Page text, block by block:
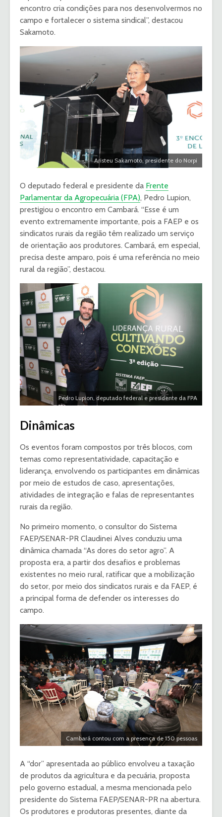
encontro cria condições para nos desenvolvermos no
campo e fortalecer o sistema sindical”, destacou
Sakamoto.
Aristeu Sakamoto, presidente do Norpi
O deputado federal e presidente da Frente
Parlamentar da Agropecuária (FPA), Pedro Lupion,
prestigiou o encontro em Cambará. “Esse é um
evento extremamente importante, pois a FAEP e os
sindicatos rurais da região têm realizado um serviço
de orientação aos produtores. Cambará, em especial,
precisa deste amparo, pois é uma referência no meio
rural da região”, destacou.
Pedro Lupion, deputado federal e presidente da FPA
Dinâmicas
Os eventos foram compostos por três blocos, com
temas como representatividade, capacitação e
liderança, envolvendo os participantes em dinâmicas
por meio de estudos de caso, apresentações,
atividades de integração e falas de representantes
rurais da região.
No primeiro momento, o consultor do Sistema
FAEP/SENAR-PR Claudinei Alves conduziu uma
dinâmica chamada “As dores do setor agro”. A
proposta era, a partir dos desafios e problemas
existentes no meio rural, ratificar que a mobilização
do setor, por meio dos sindicatos rurais e da FAEP, é
a principal forma de defender os interesses do
campo.
Cambará contou com a presença de 150 pessoas
A “dor” apresentada ao público envolveu a taxação
de produtos da agricultura e da pecuária, proposta
pelo governo estadual, a mesma mencionada pelo
presidente do Sistema FAEP/SENAR-PR na abertura.
Os produtores e produtoras presentes, diante da